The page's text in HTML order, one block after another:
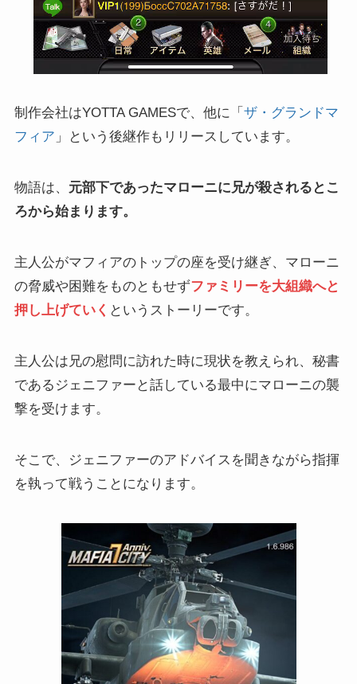
制作会社はYOTTA GAMESで、他に「 ザ・グランドマ
フィア 」という後継作もリリースしています。
物語は、 元部下であったマローニに兄が殺されるとこ
ろから始まります。
主人公がマフィアのトップの座を受け継ぎ、マローニ
の脅威や困難をものともせずファミリーを大組織へと
押し上げていく というストーリーです。
主人公は兄の慰問に訪れた時に現状を教えられ、秘書
であるジェニファーと話している最中にマローニの襲
撃を受けます。
そこで、ジェニファーのアドバイスを聞きながら指揮
を執って戦うことになります。